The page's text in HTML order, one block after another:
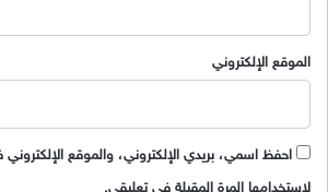
الموقع الإلكتروني
احفظ اسمي، بريدي الإلكتروني، والموقع
لاستخدامها المرة المقبلة في تعليقي.